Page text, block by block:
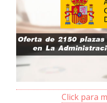
Click para